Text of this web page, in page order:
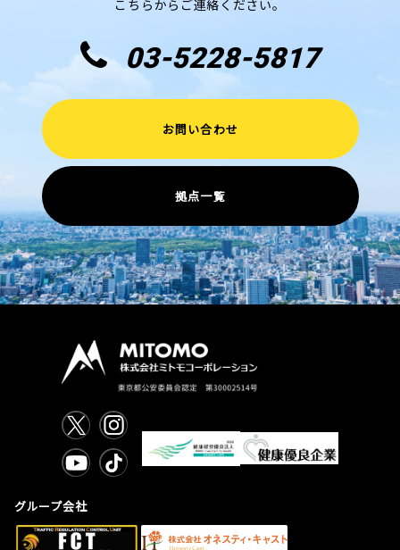
こちらからご連絡ください。
03-5228-5817
お問い合わせ
拠点一覧
グループ会社